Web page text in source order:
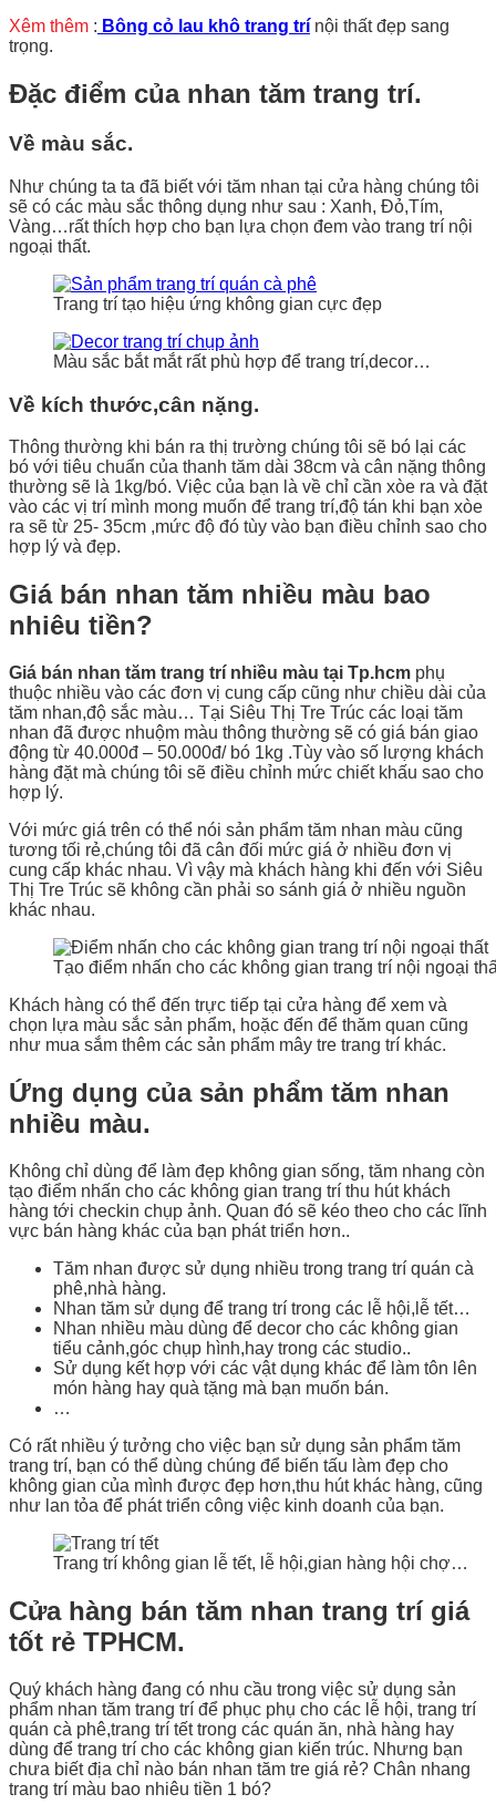
Xêm thêm : Bông cỏ lau khô trang trí nội thất đẹp sang
trọng.
Đặc điểm của nhan tăm trang trí.
Về màu sắc.
Như chúng ta ta đã biết với tăm nhan tại cửa hàng chúng tôi
sẽ có các màu sắc thông dụng như sau : Xanh, Đỏ,Tím,
Vàng…rất thích hợp cho bạn lựa chọn đem vào trang trí nội
ngoại thất.
Trang trí tạo hiệu ứng không gian cực đẹp
Màu sắc bắt mắt rất phù hợp để trang trí,decor…
Về kích thước,cân nặng.
Thông thường khi bán ra thị trường chúng tôi sẽ bó lại các
bó với tiêu chuẩn của thanh tăm dài 38cm và cân nặng thông
thường sẽ là 1kg/bó. Việc của bạn là về chỉ cần xòe ra và đặt
vào các vị trí mình mong muốn để trang trí,độ tán khi bạn xòe
ra sẽ từ 25- 35cm ,mức độ đó tùy vào bạn điều chỉnh sao cho
hợp lý và đẹp.
Giá bán nhan tăm nhiều màu bao
nhiêu tiền?
Giá bán nhan tăm trang trí nhiều màu tại Tp.hcm phụ
thuộc nhiều vào các đơn vị cung cấp cũng như chiều dài của
tăm nhan,độ sắc màu… Tại Siêu Thị Tre Trúc các loại tăm
nhan đã được nhuộm màu thông thường sẽ có giá bán giao
động từ 40.000đ – 50.000đ/ bó 1kg .Tùy vào số lượng khách
hàng đặt mà chúng tôi sẽ điều chỉnh mức chiết khấu sao cho
hợp lý.
Với mức giá trên có thể nói sản phẩm tăm nhan màu cũng
tương tối rẻ,chúng tôi đã cân đối mức giá ở nhiều đơn vị
cung cấp khác nhau. Vì vậy mà khách hàng khi đến với Siêu
Thị Tre Trúc sẽ không cần phải so sánh giá ở nhiều nguồn
khác nhau.
Tạo điểm nhấn cho các không gian trang trí nội ngoại
Khách hàng có thể đến trực tiếp tại cửa hàng để xem và
chọn lựa màu sắc sản phẩm, hoặc đến để thăm quan cũng
như mua sắm thêm các sản phẩm mây tre trang trí khác.
Ứng dụng của sản phẩm tăm nhan
nhiều màu.
Không chỉ dùng để làm đẹp không gian sống, tăm nhang còn
tạo điểm nhấn cho các không gian trang trí thu hút khách
hàng tới checkin chụp ảnh. Quan đó sẽ kéo theo cho các lĩnh
vực bán hàng khác của bạn phát triển hơn..
Tăm nhan được sử dụng nhiều trong trang trí quán cà
phê,nhà hàng.
Nhan tăm sử dụng để trang trí trong các lễ hội,lễ tết…
Nhan nhiều màu dùng để decor cho các không gian
tiểu cảnh,góc chụp hình,hay trong các studio..
Sử dụng kết hợp với các vật dụng khác để làm tôn lên
món hàng hay quà tặng mà bạn muốn bán.
…
Có rất nhiều ý tưởng cho việc bạn sử dụng sản phẩm tăm
trang trí, bạn có thể dùng chúng để biến tấu làm đẹp cho
không gian của mình được đẹp hơn,thu hút khác hàng, cũng
như lan tỏa để phát triển công việc kinh doanh của bạn.
Trang trí không gian lễ tết, lễ hội,gian hàng hội chợ…
Cửa hàng bán tăm nhan trang trí giá
tốt rẻ TPHCM.
Quý khách hàng đang có nhu cầu trong việc sử dụng sản
phẩm nhan tăm trang trí để phục phụ cho các lễ hội, trang trí
quán cà phê,trang trí tết trong các quán ăn, nhà hàng hay
dùng để trang trí cho các không gian kiến trúc. Nhưng bạn
chưa biết địa chỉ nào bán nhan tăm tre giá rẻ? Chân nhang
trang trí màu bao nhiêu tiền 1 bó?